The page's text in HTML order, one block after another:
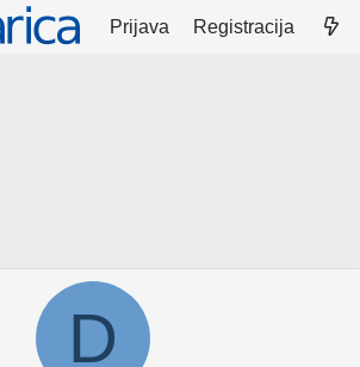
Prijava Registracija
D